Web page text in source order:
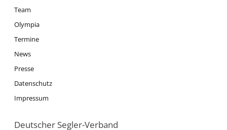
Team
Olympia
Termine
News
Presse
Datenschutz
Impressum
Deutscher Segler-Verband